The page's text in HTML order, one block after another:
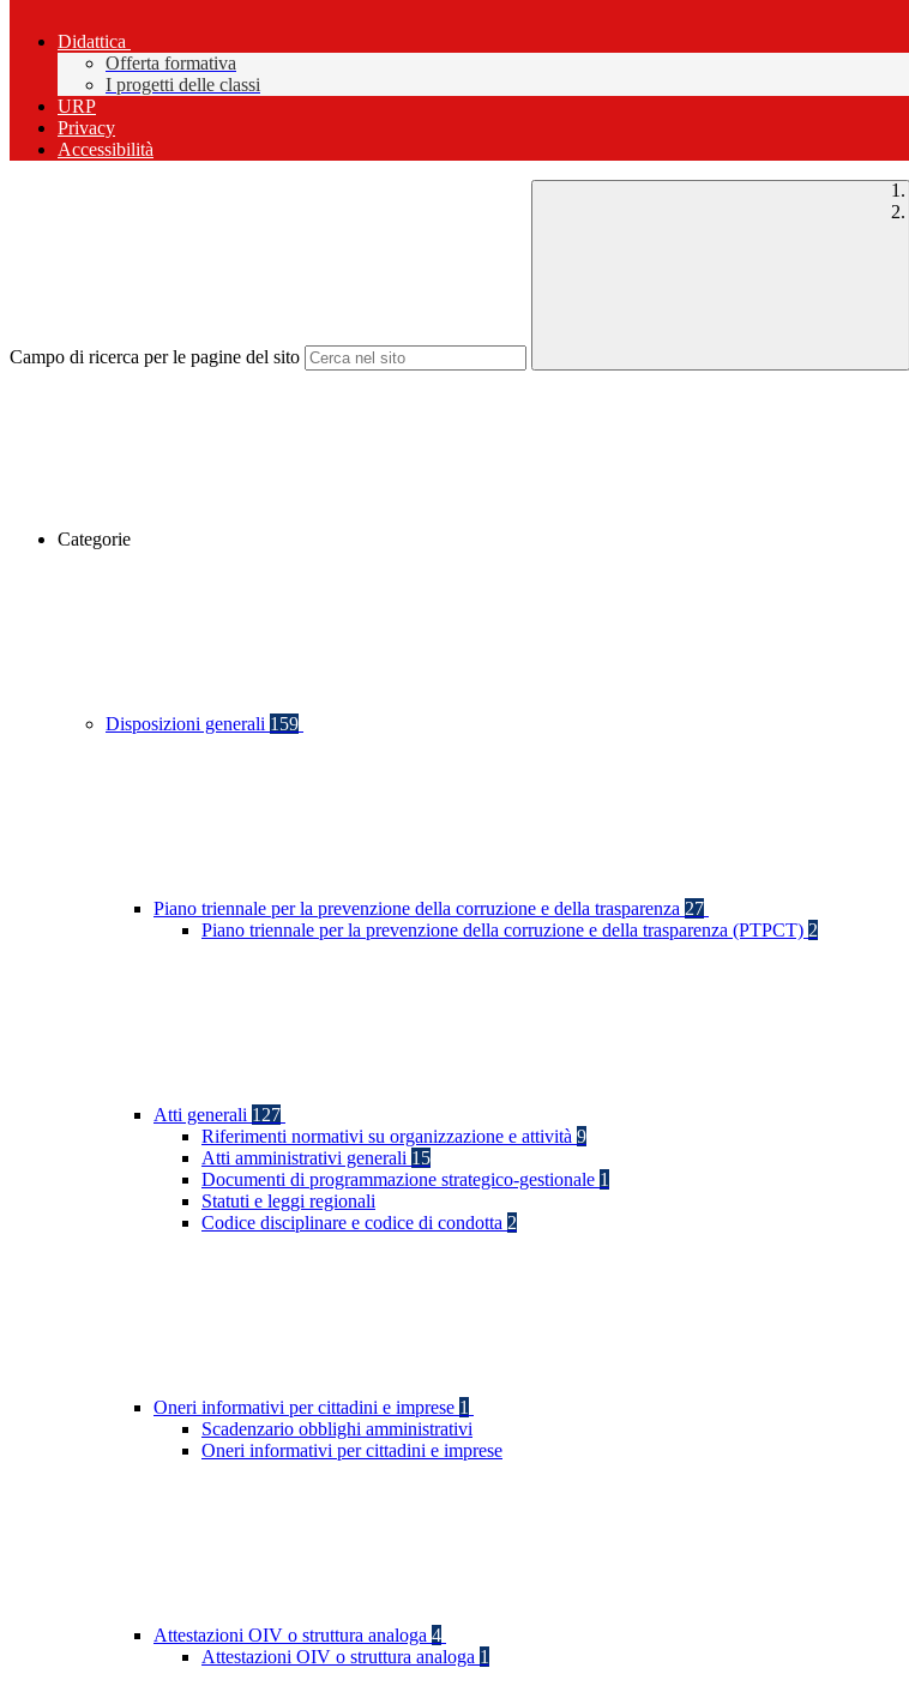
Didattica
Offerta formativa
I progetti delle classi
URP
Privacy
Accessibilità
Campo di ricerca per le pagine del sito
Categorie
Disposizioni generali 159
Piano triennale per la prevenzione della corruzione e della trasparenza 27
Piano triennale per la prevenzione della corruzione e della trasparenza (PTPCT) 2
Atti generali 127
Riferimenti normativi su organizzazione e attività 9
Atti amministrativi generali 15
Documenti di programmazione strategico-gestionale 1
Statuti e leggi regionali
Codice disciplinare e codice di condotta 2
Oneri informativi per cittadini e imprese 1
Scadenzario obblighi amministrativi
Oneri informativi per cittadini e imprese
Attestazioni OIV o struttura analoga 4
Attestazioni OIV o struttura analoga 1